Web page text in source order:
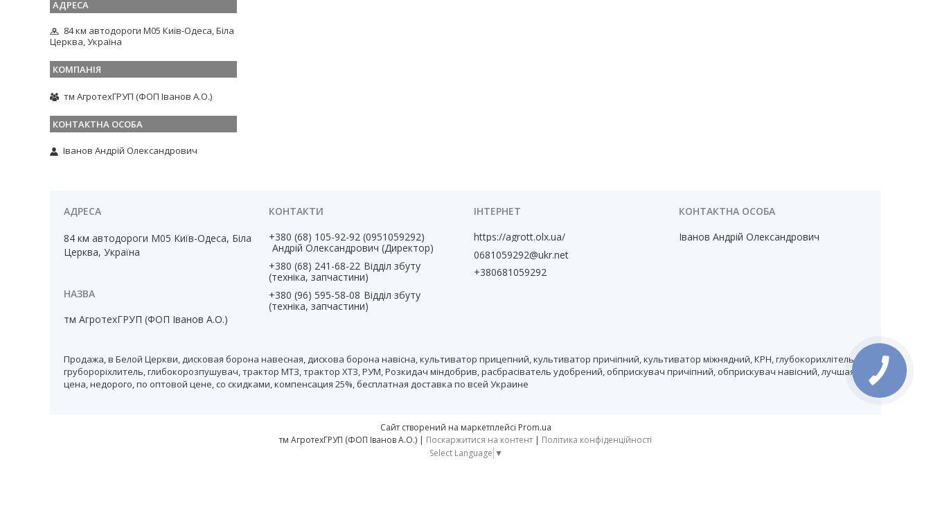
84 км автодороги М05 Київ-Одеса, Біла
Церква, Україна
тм АгротехГРУП (ФОП Іванов А.О.)
Іванов Андрій Олександрович
84 км автодороги М05 Київ-Одеса, Біла
Церква, Україна
тм АгротехГРУП (ФОП Іванов А.О.)
+380 (68) 105-92-92 0951059292
Андрій Олександрович (Директор)
+380 (68) 241-68-22 Відділ збуту
(техніка, запчастини)
+380 (96) 595-58-08 Відділ збуту
(техніка, запчастини)
https://agrott.olx.ua/
0681059292@ukr.net
+380681059292
Іванов Андрій Олександрович
Продажа, в Белой Церкви, дисковая борона навесная, дискова борона навісна, культиватор прицепний, культиватор причіпний, культиватор міжнядний, КРН, глубокорихлітель,
грубороріхлитель, глибокорозпушувач, трактор МТЗ, трактор ХТЗ, РУМ, Розкидач міндобрив, расбрасіватель удобрений, обприскувач причіпний, обприскувач навісний, лучшая
цена, недорого, по оптовой цене, со скидками, компенсация 25%, бесплатная доставка по всей Украине
Сайт створений на маркетплейсі Prom.ua
тм АгротехГРУП (ФОП Іванов А.О.) | Поскаржитися на контент | Політика конфіденційності
Select Language ▼